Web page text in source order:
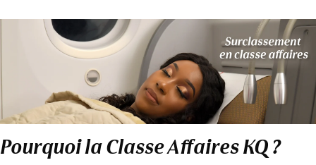
Pourquoi la Classe Affaires KQ ?